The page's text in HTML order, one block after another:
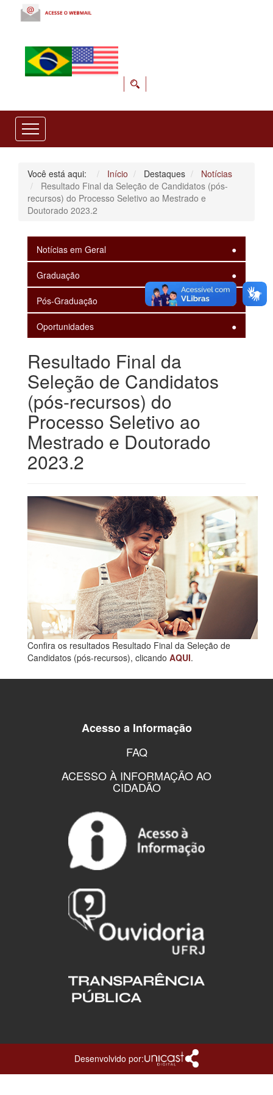
Você está aqui: Início Destaques
Notícias
Resultado Final da Seleção de Candidatos (pós-
recursos) do Processo Seletivo ao Mestrado e
Doutorado 2023.2
Notícias em Geral
Graduação
Pós-Graduação
Oportunidades
Resultado Final da
Seleção de Candidatos
(pós-recursos) do
Processo Seletivo ao
Mestrado e Doutorado
2023.2
Confira os resultados Resultado Final da Seleção de
Candidatos (pós-recursos), clicando AQUI.
Acesso a Informação
FAQ
ACESSO À INFORMAÇÃO AO
CIDADÃO
Desenvolvido por: